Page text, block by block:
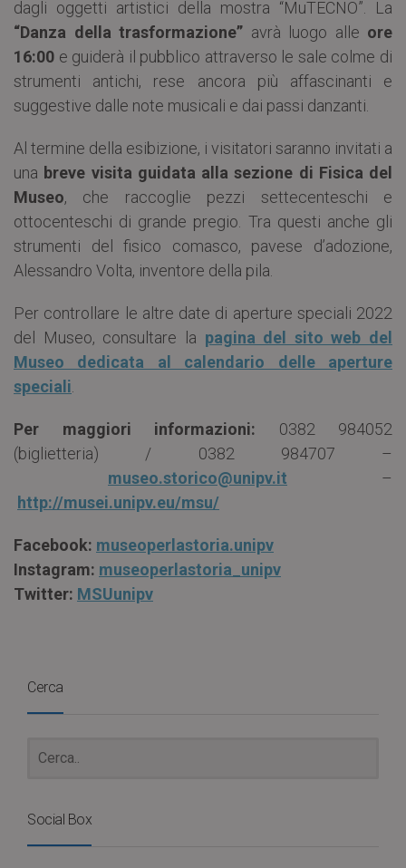
dagli oggetti artistici della mostra “MuTECNO”. La
“Danza della trasformazione” avrà luogo alle ore
16:00 e guiderà il pubblico attraverso le sale colme di
strumenti antichi, rese ancora più affascinanti e
suggestive dalle note musicali e dai passi danzanti.
Al termine della esibizione, i visitatori saranno invitati a
una breve visita guidata alla sezione di Fisica del
Museo, che raccoglie pezzi settecenteschi e
ottocenteschi di grande pregio. Tra questi anche gli
strumenti del fisico comasco, pavese d’adozione,
Alessandro Volta, inventore della pila.
Per controllare le altre date di aperture speciali 2022
del Museo, consultare la pagina del sito web del
Museo dedicata al calendario delle aperture
speciali.
Per maggiori informazioni: 0382 984052
(biglietteria) / 0382 984707 –
museo.storico@unipv.it –
http://musei.unipv.eu/msu/
Facebook: museoperlastoria.unipv
Instagram: museoperlastoria_unipv
Twitter: MSUunipv
Cerca
Social Box